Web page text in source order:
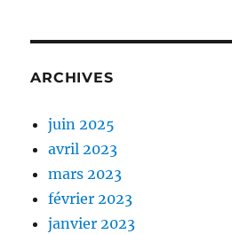
ARCHIVES
juin 2025
avril 2023
mars 2023
février 2023
janvier 2023